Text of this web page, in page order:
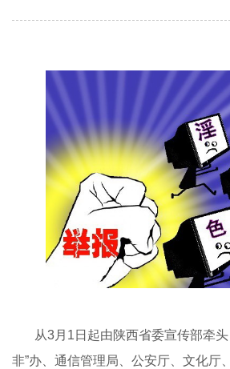
从3月1日起由陕西省委宣传部牵头
非”办、通信管理局、公安厅、文化厅